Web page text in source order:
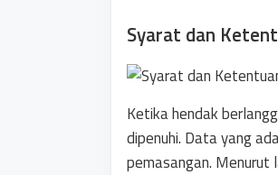
Syarat dan
Ketika hendak
dipenuhi. Data yang
pemasangan. Menurut